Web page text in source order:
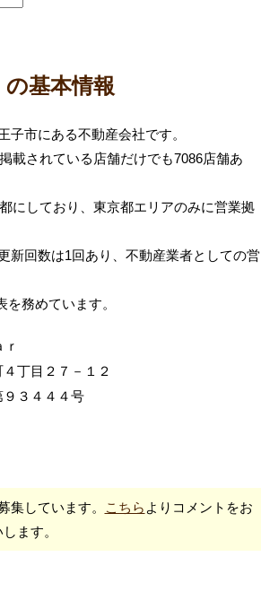
基本情報
市にある不動産会社です。
載されている店舗だけでも7086店舗あ
にしており、東京都エリアのみに営業拠
新回数は1回あり、不動産業者としての営
務めています。
丁目２７－１２
３４４４号
集しています。 こちら よりコメントをお
ます。